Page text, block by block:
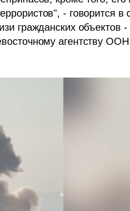
- говорится в
гражданских объектов
агентству